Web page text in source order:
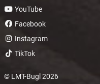
YouTube
Facebook
Instagram
TikTok
© LMT-Bugl 2026